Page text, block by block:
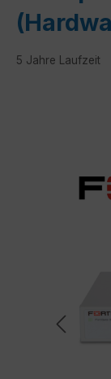
5 Jahre Laufzeit